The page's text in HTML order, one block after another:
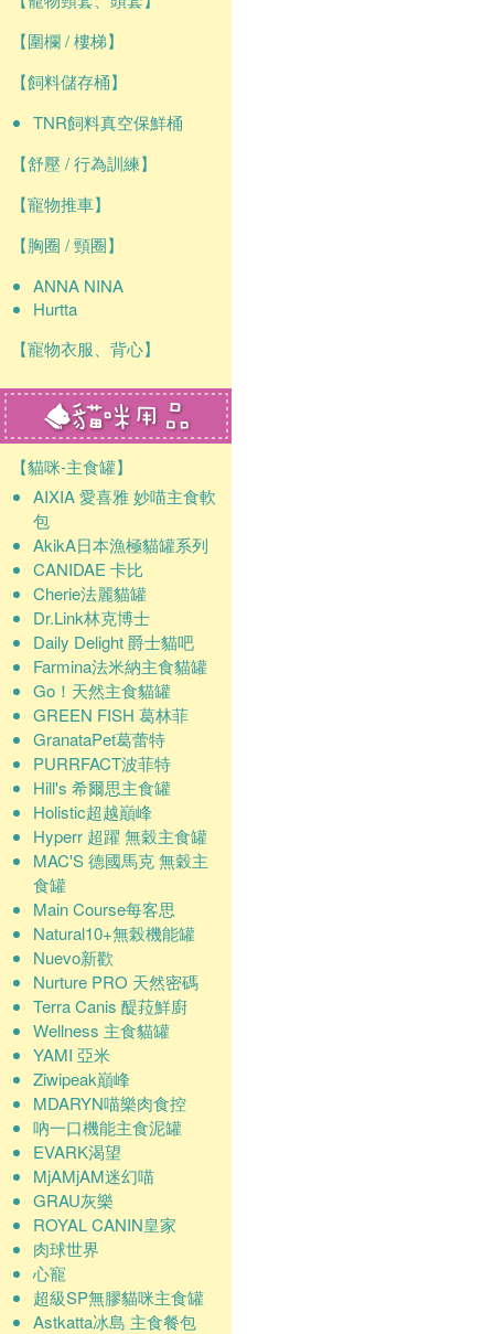
【圍欄 / 樓梯】
【飼料儲存桶】
TNR飼料真空保鮮桶
【舒壓 / 行為訓練】
【寵物推車】
【胸圈 / 頸圈】
ANNA NINA
Hurtta
【寵物衣服、背心】
【貓咪-主食罐】
AIXIA 愛喜雅 妙喵主食軟
包
AkikA日本漁極貓罐系列
CANIDAE 卡比
Cherie法麗貓罐
Dr.Link林克博士
Daily Delight 爵士貓吧
Farmina法米納主食貓罐
Go！天然主食貓罐
GREEN FISH 葛林菲
GranataPet葛蕾特
PURRFACT波菲特
Hill's 希爾思主食罐
Holistic超越巔峰
Hyperr 超躍 無穀主食罐
MAC'S 德國馬克 無穀主
食罐
Main Course每客思
Natural10+無榖機能罐
Nuevo新歡
Nurture PRO 天然密碼
Terra Canis 醍菈鮮廚
Wellness 主食貓罐
YAMI 亞米
Ziwipeak巔峰
MDARYN喵樂肉食控
吶一口機能主食泥罐
EVARK渴望
MjAMjAM迷幻喵
GRAU灰樂
ROYAL CANIN皇家
肉球世界
心寵
超級SP無膠貓咪主食罐
Astkatta冰島 主食餐包